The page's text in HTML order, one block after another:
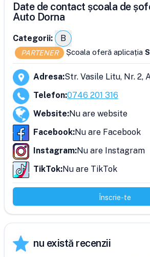
Date de contact școala de
Auto Dorna
Categorii: B
PARTENER Școala oferă aplicația
Adresa:Str. Vasile Litu, Nr. 2,
Telefon:0746 201 316
Website:Nu are website
Facebook:Nu are Facebook
Instagram:Nu are Instagram
TikTok:Nu are TikTok
Înscrie-te
nu există recenzii